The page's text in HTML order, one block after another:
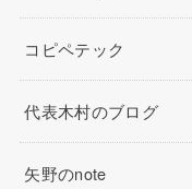
コピペテック
代表木村のブログ
矢野のnote